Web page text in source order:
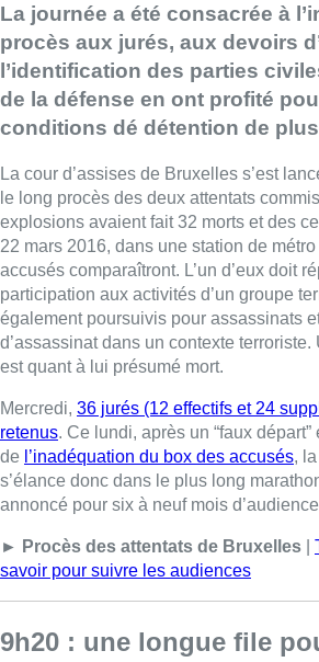
La journée a été consacrée à
procès aux jurés, aux devoirs
l’identification des parties
de la défense en ont profité
conditions dé détention de
La cour d’assises de Bruxelles s’est
le long procès des deux attentats
explosions avaient fait 32 morts et des
22 mars 2016, dans une station de métro
accusés comparaîtront. L’un d’eux doit
participation aux activités d’un groupe
également poursuivis pour assassinats
d’assassinat dans un contexte
est quant à lui présumé mort.
Mercredi, 36 jurés (12 effectifs et 24
retenus. Ce lundi, après un “faux
de l’inadéquation du box des accusés,
s’élance donc dans le plus long
annoncé pour six à neuf mois
► Procès des attentats de Bruxelles
savoir pour suivre les audiences
9h20 : une longue file